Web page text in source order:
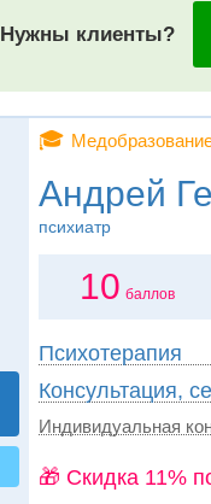
Нужны клиенты?
🎓
Андрей
психиатр
10 баллов
Психотерапия
Консультация,
Индивидуальная
🎁 Cкидка 11%